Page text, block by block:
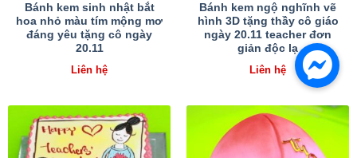
Bánh kem sinh nhật bắt
hoa nhỏ màu tím mộng mơ
đáng yêu tặng cô ngày
20.11
Liên hệ
Bánh kem ngộ nghĩnh vẽ
hình 3D tặng thầy cô giáo
ngày 20.11 teacher đơn
giản độc lạ
Liên hệ